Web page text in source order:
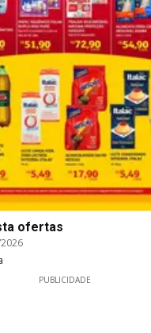
ofertas
PUBLICIDADE